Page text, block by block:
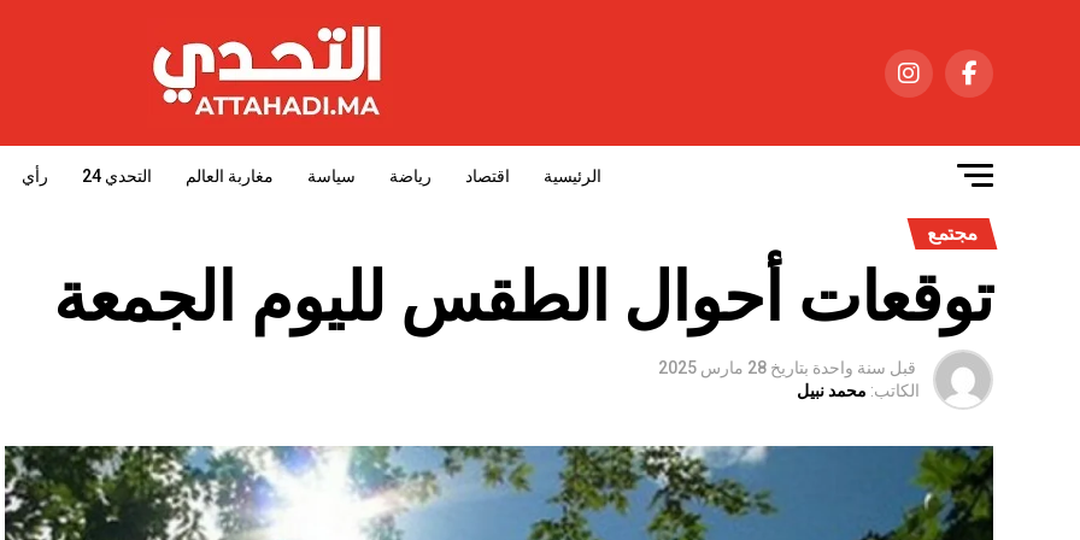
الرئيسية اقتصاد رياضة سياسة مغاربة العالم التحدي 24 رأي
مجتمع
توقعات أحوال الطقس لليوم الجمعة
قبل سنة واحدة بتاريخ 28 مارس 2025
الكاتب: محمد نبيل